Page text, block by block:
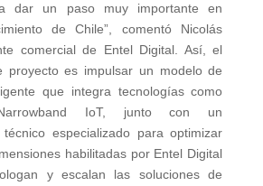
dar un paso muy importante en
de Chile”, comentó Nicolás
comercial de Entel Digital. Así, el
proyecto es impulsar un modelo de
que integra tecnologías como
IoT, junto con un
técnico especializado para optimizar
habilitadas por Entel Digital
y escalan las soluciones de